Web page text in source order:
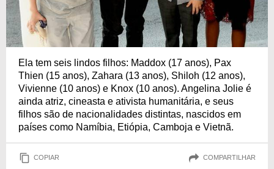
Ela tem seis lindos filhos: Maddox (17 anos), Pax
Thien (15 anos), Zahara (13 anos), Shiloh (12 anos),
Vivienne (10 anos) e Knox (10 anos). Angelina Jolie é
ainda atriz, cineasta e ativista humanitária, e seus
filhos são de nacionalidades distintas, nascidos em
países como Namíbia, Etiópia, Camboja e Vietnã.
COPIAR COMPARTILHAR